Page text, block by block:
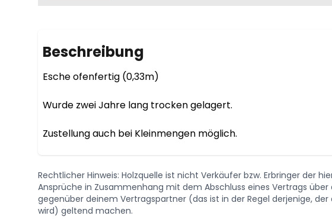
Beschreibung
Esche ofenfertig (0,33m)
Wurde zwei Jahre lang trocken gelagert.
Zustellung auch bei Kleinmengen möglich.
Rechtlicher Hinweis: Holzquelle ist nicht Verkäufer bzw. Erbringer der
Ansprüche in Zusammenhang mit dem Abschluss eines Vertrags
gegenüber deinem Vertragspartner (das ist in der Regel derjenige,
wird) geltend machen.